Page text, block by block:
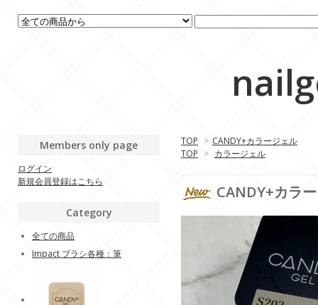
TOP > CANDY+カラージェル
TOP > カラージェル
CANDY+カラ
Members only page
ログイン
新規会員登録はこちら
Category
全ての商品
Impact ブラシ各種：筆